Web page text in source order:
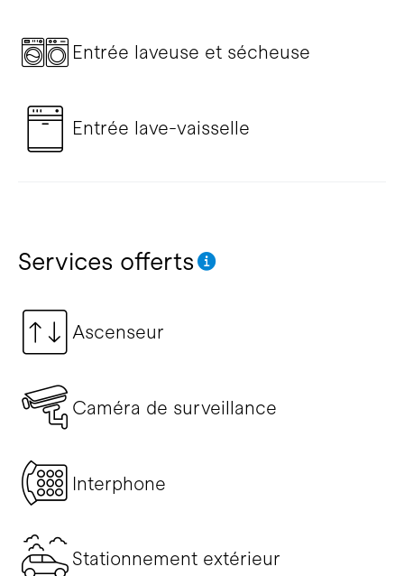
Entrée laveuse et sécheuse
Entrée lave-vaisselle
Services offerts
Ascenseur
Caméra de surveillance
Interphone
Stationnement extérieur